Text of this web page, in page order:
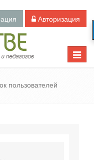
Авторизация
Toggle
пользователей